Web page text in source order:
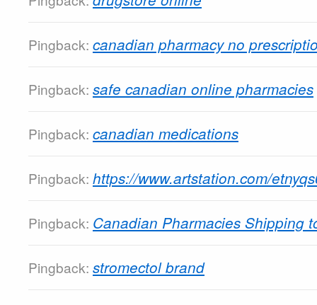
Pingback: canadian pharmacy no
Pingback: safe canadian online pharmacies
Pingback: canadian medications
Pingback: https://www.artstation.com/
Pingback: Canadian Pharmacies Shipping
Pingback: stromectol brand